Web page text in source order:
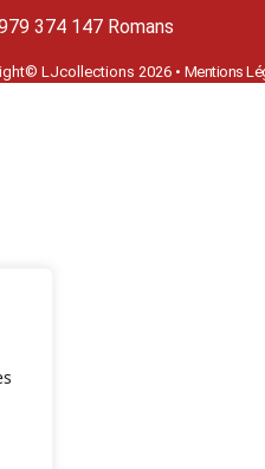
374 147 Romans
LJcollections 2026 • Mentions